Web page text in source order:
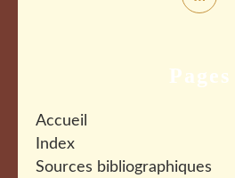
Pages
Accueil
Index
Sources bibliographiques